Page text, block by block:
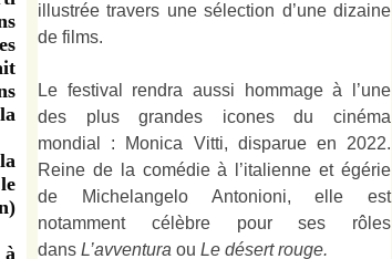
à
illustrée travers une sélection d’une dizaine
de films.
Le festival rendra aussi hommage à l’une
des plus grandes icones du cinéma
mondial : Monica Vitti, disparue en 2022.
Reine de la comédie à l’italienne et égérie
de Michelangelo Antonioni, elle est
notamment célèbre pour ses rôles
dans L’avventura ou Le désert rouge.